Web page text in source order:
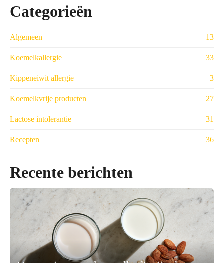
Categorieën
Algemeen 13
Koemelkallergie 33
Kippeneiwit allergie 3
Koemelkvrije producten 27
Lactose intolerantie 31
Recepten 36
Recente berichten